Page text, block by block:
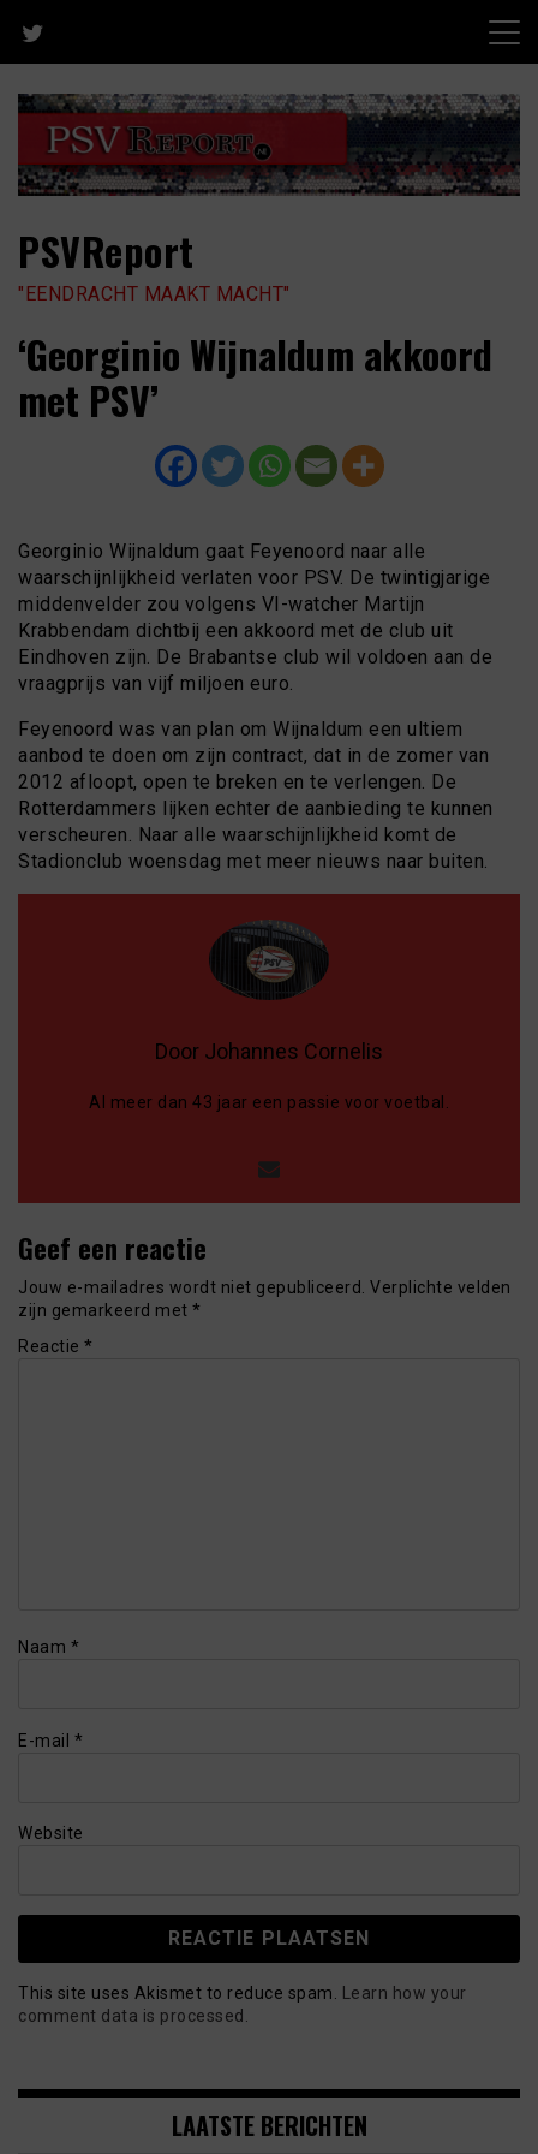
content
PSVReport
"EENDRACHT MAAKT MACHT"
‘Georginio Wijnaldum akkoord
met PSV’
Georginio Wijnaldum gaat Feyenoord naar alle
waarschijnlijkheid verlaten voor PSV. De twintigjarige
middenvelder zou volgens VI-watcher Martijn
Krabbendam dichtbij een akkoord met de club uit
Eindhoven zijn. De Brabantse club wil voldoen aan de
vraagprijs van vijf miljoen euro.
Feyenoord was van plan om Wijnaldum een ultiem
aanbod te doen om zijn contract, dat in de zomer van
2012 afloopt, open te breken en te verlengen. De
Rotterdammers lijken echter de aanbieding te kunnen
verscheuren. Naar alle waarschijnlijkheid komt de
Stadionclub woensdag met meer nieuws naar buiten.
Door Johannes Cornelis
Al meer dan 43 jaar een passie voor voetbal.
Geef een reactie
Jouw e-mailadres wordt niet gepubliceerd. Verplichte velden
zijn gemarkeerd met *
Reactie *
Naam *
E-mail *
Website
This site uses Akismet to reduce spam.
Learn how your
comment data is processed.
LAATSTE BERICHTEN